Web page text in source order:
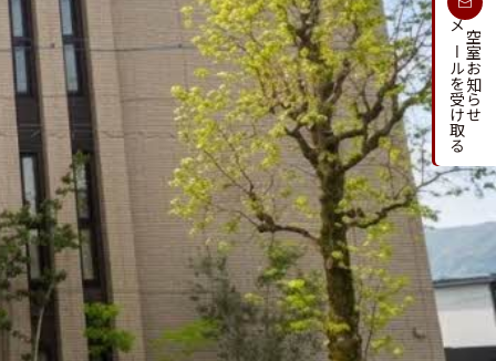
通勤・通学時間から探す
人気のカテゴリから探す
ョップを探す
ライフサポート
新着メールを
受け取る空室お知らせ
メールを受け取る